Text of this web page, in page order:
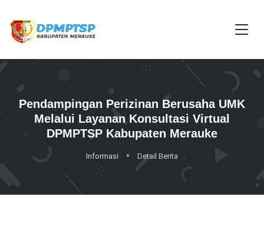
Pendampingan Perizinan Berusaha UMK
Melalui Layanan Konsultasi Virtual
DPMPTSP Kabupaten Merauke
Informasi Detail Berita